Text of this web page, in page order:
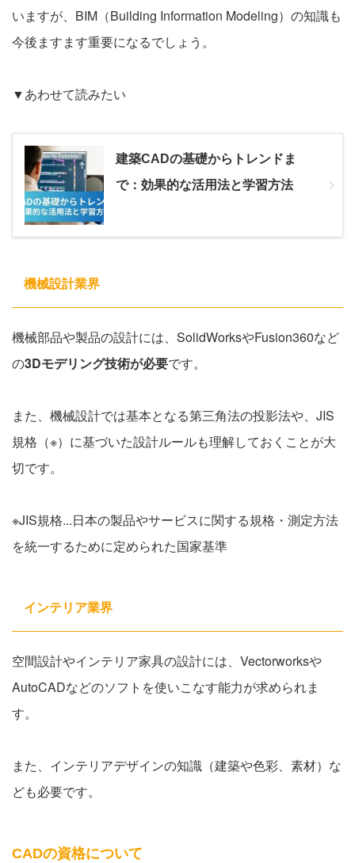
いますが、BIM（Building Information Modeling）の知識も
今後ますます重要になるでしょう。
▼あわせて読みたい
建築CADの基礎からトレンドま
で：効果的な活用法と学習方法
機械設計業界
機械部品や製品の設計には、SolidWorksやFusion360など
の3Dモデリング技術が必要です。
また、機械設計では基本となる第三角法の投影法や、JIS
規格（※）に基づいた設計ルールも理解しておくことが大
切です。
※JIS規格...日本の製品やサービスに関する規格・測定方法
を統一するために定められた国家基準
インテリア業界
空間設計やインテリア家具の設計には、Vectorworksや
AutoCADなどのソフトを使いこなす能力が求められま
す。
また、インテリアデザインの知識（建築や色彩、素材）な
ども必要です。
CADの資格について